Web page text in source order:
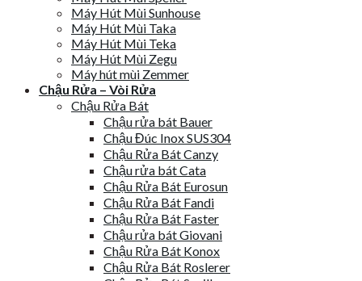
Máy Hút Mùi Sunhouse
Máy Hút Mùi Taka
Máy Hút Mùi Teka
Máy Hút Mùi Zegu
Máy hút mùi Zemmer
Chậu Rửa – Vòi Rửa
Chậu Rửa Bát
Chậu rửa bát Bauer
Chậu Đúc Inox SUS304
Chậu Rửa Bát Canzy
Chậu rửa bát Cata
Chậu Rửa Bát Eurosun
Chậu Rửa Bát Fandi
Chậu Rửa Bát Faster
Chậu rửa bát Giovani
Chậu Rửa Bát Konox
Chậu Rửa Bát Roslerer